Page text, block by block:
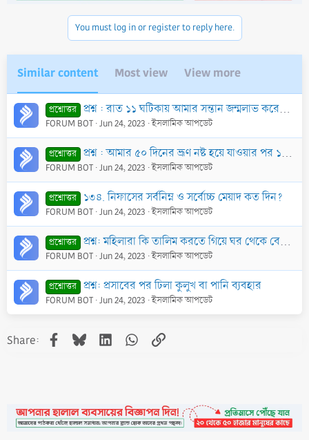
You must log in or register to reply here.
Similar content Most view View more
প্রশ্নোত্তর প্রশ্ন : রাত ১১ ঘটিকায় আমার সন্তান জন্মলাভ করেছে। এক্ষণে আমি নিফাসের গণনা কখন থেকে শুরু করব। আগের দিন না পরের দিন থেকে?
FORUM BOT Jun 24, 2023 ইসলামিক আপডেট
প্রশ্নোত্তর প্রশ্ন : আমার ৫০ দিনের ভ্রূণ নষ্ট হয়ে যাওয়ার পর ১৫ দিন যাবত রক্তপাত হচ্ছে। এক্ষণে উক্ত রক্ত নিফাসের রক্ত হিসাবে গণ্য হবে কি?
FORUM BOT Jun 24, 2023 ইসলামিক আপডেট
প্রশ্নোত্তর ১৩৪. নিফাসের সর্বনিম্ন ও সর্বোচ্চ মেয়াদ কত দিন?
FORUM BOT Jun 24, 2023 ইসলামিক আপডেট
প্রশ্নোত্তর প্রশ্ন: মহিলারা কি তালিম করতে গিয়ে ঘর থেকে বের হতে পারবে ? তারা কিভাবে দ্বীন প্রচার করবে ?
FORUM BOT Jun 24, 2023 ইসলামিক আপডেট
প্রশ্নোত্তর প্রশ্ন: প্রসাবের পর ঢিলা কুলুখ বা পানি ব্যবহার
FORUM BOT Jun 24, 2023 ইসলামিক আপডেট
Share: Facebook
BlueskyLinkedInWhatsApp
Link